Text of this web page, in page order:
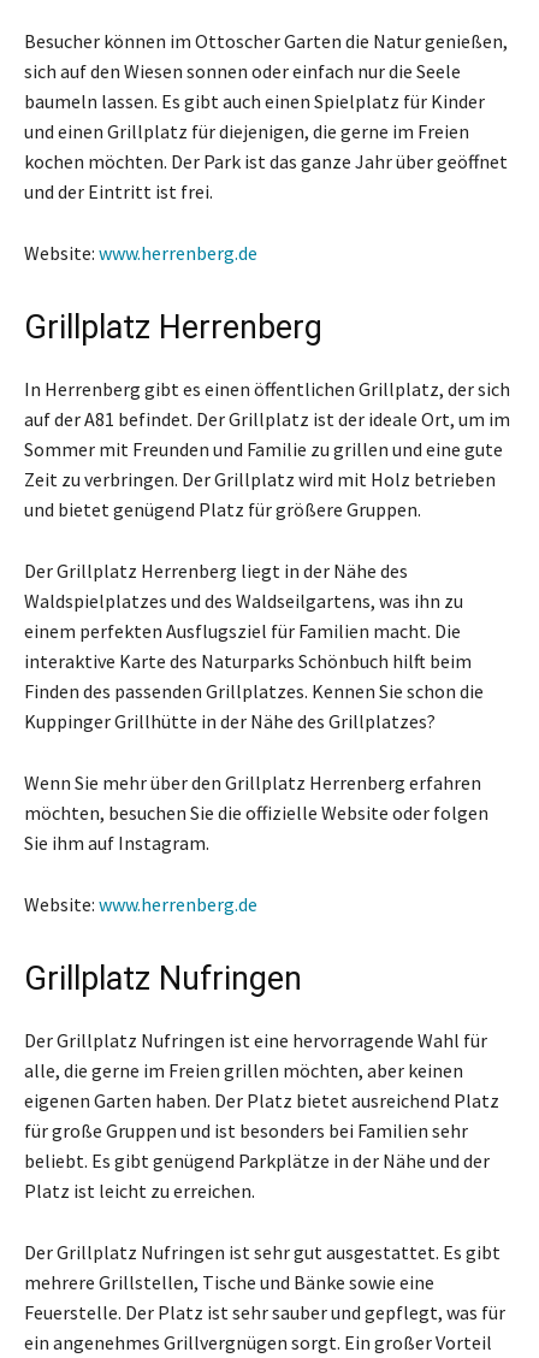
Besucher können im Ottoscher Garten die Natur genießen,
sich auf den Wiesen sonnen oder einfach nur die Seele
baumeln lassen. Es gibt auch einen Spielplatz für Kinder
und einen Grillplatz für diejenigen, die gerne im Freien
kochen möchten. Der Park ist das ganze Jahr über geöffnet
und der Eintritt ist frei.
Website: www.herrenberg.de
Grillplatz Herrenberg
In Herrenberg gibt es einen öffentlichen Grillplatz, der sich
auf der A81 befindet. Der Grillplatz ist der ideale Ort, um im
Sommer mit Freunden und Familie zu grillen und eine gute
Zeit zu verbringen. Der Grillplatz wird mit Holz betrieben
und bietet genügend Platz für größere Gruppen.
Der Grillplatz Herrenberg liegt in der Nähe des
Waldspielplatzes und des Waldseilgartens, was ihn zu
einem perfekten Ausflugsziel für Familien macht. Die
interaktive Karte des Naturparks Schönbuch hilft beim
Finden des passenden Grillplatzes. Kennen Sie schon die
Kuppinger Grillhütte in der Nähe des Grillplatzes?
Wenn Sie mehr über den Grillplatz Herrenberg erfahren
möchten, besuchen Sie die offizielle Website oder folgen
Sie ihm auf Instagram.
Website: www.herrenberg.de
Grillplatz Nufringen
Der Grillplatz Nufringen ist eine hervorragende Wahl für
alle, die gerne im Freien grillen möchten, aber keinen
eigenen Garten haben. Der Platz bietet ausreichend Platz
für große Gruppen und ist besonders bei Familien sehr
beliebt. Es gibt genügend Parkplätze in der Nähe und der
Platz ist leicht zu erreichen.
Der Grillplatz Nufringen ist sehr gut ausgestattet. Es gibt
mehrere Grillstellen, Tische und Bänke sowie eine
Feuerstelle. Der Platz ist sehr sauber und gepflegt, was für
ein angenehmes Grillvergnügen sorgt. Ein großer Vorteil